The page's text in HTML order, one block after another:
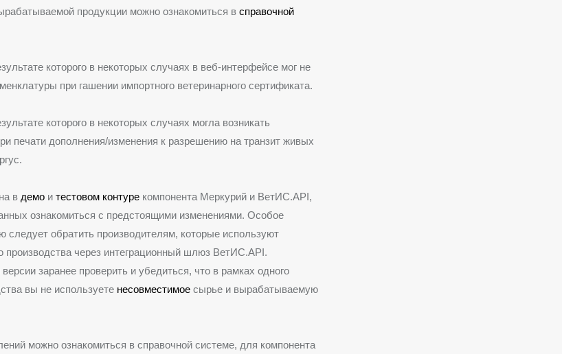
продукции можно ознакомиться в справочной
которого в некоторых случаях в веб-интерфейсе мог не
при гашении импортного ветеринарного сертификата.
которого в некоторых случаях могла возникать
печати дополнения/изменения к разрешению на транзит живых
в демо и тестовом контуре компонента Меркурий и ВетИС.API,
ознакомиться с предстоящими изменениями. Особое
следует обратить производителям, которые используют
производства через интеграционный шлюз ВетИС.API.
заранее проверить и убедиться, что в рамках одного
вы не используете несовместимое сырье и вырабатываемую
можно ознакомиться в справочной системе, для компонента